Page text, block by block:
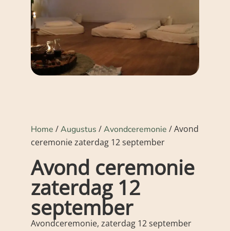
Home /Augustus /Avondceremonie / Avond
ceremonie zaterdag 12 september
Avond ceremonie
zaterdag 12
september
Avondceremonie, zaterdag 12 september